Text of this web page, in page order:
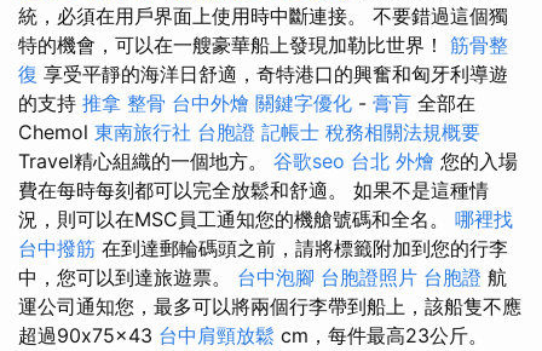
統，必須在用戶界面上使用時中斷連接。 不要錯過這個獨
特的機會，可以在一艘豪華船上發現加勒比世界！ 筋骨整
復 享受平靜的海洋日舒適，奇特港口的興奮和匈牙利導遊
的支持 推拿 整骨 台中外燴 關鍵字優化 - 膏肓 全部在
Chemol 東南旅行社 台胞證 記帳士 稅務相關法規概要
Travel精心組織的一個地方。 谷歌seo 台北 外燴 您的入場
費在每時每刻都可以完全放鬆和舒適。 如果不是這種情
況，則可以在MSC員工通知您的機艙號碼和全名。 哪裡找
台中撥筋 在到達郵輪碼頭之前，請將標籤附加到您的行李
中，您可以到達旅遊票。 台中泡腳 台胞證照片 台胞證 航
運公司通知您，最多可以將兩個行李帶到船上，該船隻不應
超過90x75x43 台中肩頸放鬆 cm，每件最高23公斤。